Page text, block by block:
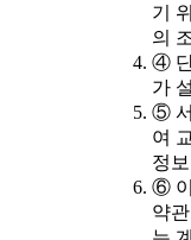
기
의
④ 단
가
⑤ 서
여
정
⑥ 이
약